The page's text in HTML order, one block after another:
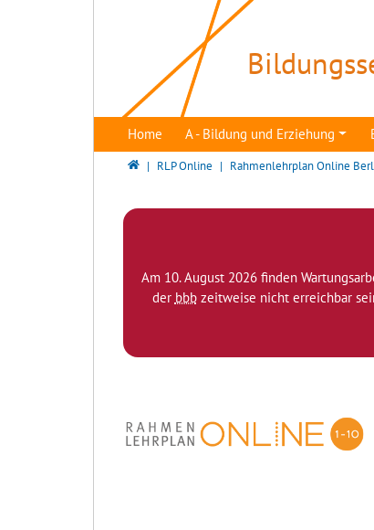
Home A - Bildung und Erziehung
Bildungsserver Berlin - Brandenburg
RLP Online Rahmenlehrplan Online
Am 10. August 2026 finden
der bbbzeitweise nicht erreichbar